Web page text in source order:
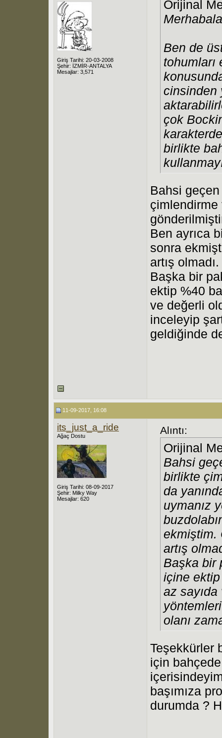
Giriş Tarihi: 20-03-2008
Şehir: İZMİR-ANTALYA
Mesajlar: 3,571
Orijinal
Ben de
cinsinden
çok
birlikte
Bahsi
çimlendirme
Ben ayrıca
sonra
artış olmadı.
Başka bir
ektip %40
ve değerli
inceleyip
geldiğinde
11-09-2017, 16:08
its_just_a_ride
Ağaç Dostu
Giriş Tarihi: 08-09-2017
Şehir: Milky Way
Mesajlar: 620
Alıntı:
Orijinal
Bahsi
birlikte
da
uymanız
ekmiştim.
artış
Başka bir
içine ektip
az
olanı
Teşekkürler
için
başımıza
durumda ?